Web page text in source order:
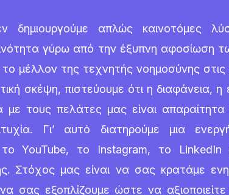
δημιουργούμε απλώς καινοτόμες
γύρω από την έξυπνη αφοσίωση
μέλλον της τεχνητής νοημοσύνης στις
σκέψη, πιστεύουμε ότι η διαφάνεια, η
με τους πελάτες μας είναι απαραίτητα
Γι’ αυτό διατηρούμε μια
YouTube, το Instagram, το
Στόχος μας είναι να σας κρατάμε
σας εξοπλίζουμε ώστε να